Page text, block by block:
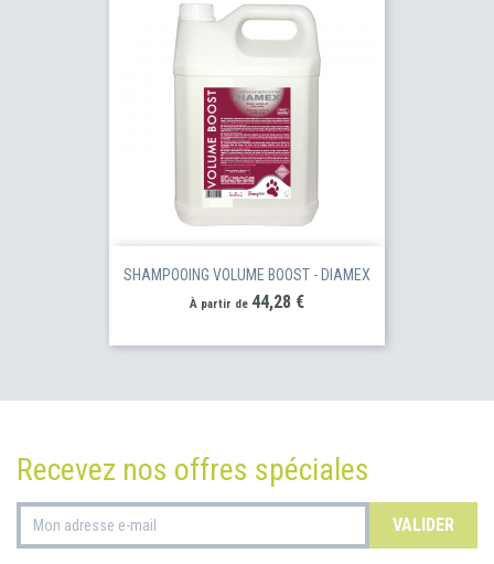
SHAMPOOING VOLUME BOOST - DIAMEX
À partir de Prix
44,28 €
Recevez nos offres spéciales